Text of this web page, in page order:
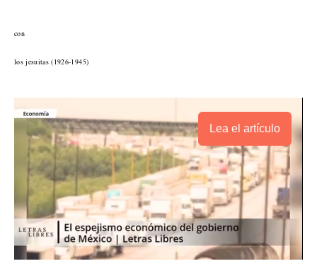
con
los jesuitas (1926-1945)
Lea el artículo